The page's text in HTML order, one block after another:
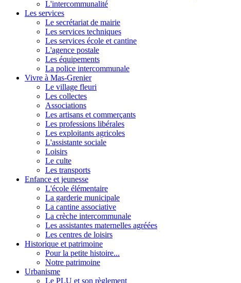
L'intercommunalité
Les services
Le secrétariat de mairie
Les services techniques
Les services école et cantine
L'agence postale
Les équipements
La police intercommunale
Vivre à Mas-Grenier
Le village fleuri
Les collectes
Associations
Les artisans et commerçants
Les professions libérales
Les exploitants agricoles
L'assistante sociale
Loisirs
Le culte
Les transports
Enfance et jeunesse
L'école élémentaire
La garderie municipale
La cantine associative
La crèche intercommunale
Les assistantes maternelles agréées
Les centres de loisirs
Historique et patrimoine
Pour la petite histoire...
Notre patrimoine
Urbanisme
Le PLU et son règlement